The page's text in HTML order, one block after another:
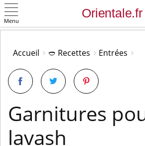
Menu
Accueil 🥙 Recettes Entrées
Garnitures
lavash